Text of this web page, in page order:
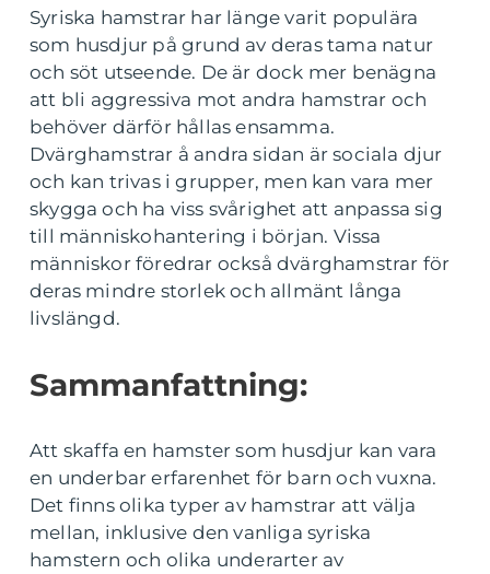
Syriska hamstrar har länge varit populära
som husdjur på grund av deras tama natur
och söt utseende. De är dock mer benägna
att bli aggressiva mot andra hamstrar och
behöver därför hållas ensamma.
Dvärghamstrar å andra sidan är sociala djur
och kan trivas i grupper, men kan vara mer
skygga och ha viss svårighet att anpassa sig
till människohantering i början. Vissa
människor föredrar också dvärghamstrar för
deras mindre storlek och allmänt långa
livslängd.
Sammanfattning:
Att skaffa en hamster som husdjur kan vara
en underbar erfarenhet för barn och vuxna.
Det finns olika typer av hamstrar att välja
mellan, inklusive den vanliga syriska
hamstern och olika underarter av